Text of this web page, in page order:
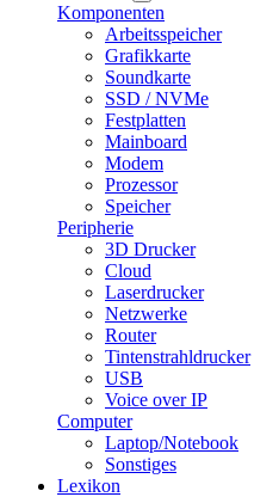
Komponenten
Arbeitsspeicher
Grafikkarte
Soundkarte
SSD / NVMe
Festplatten
Mainboard
Modem
Prozessor
Speicher
Peripherie
3D Drucker
Cloud
Laserdrucker
Netzwerke
Router
Tintenstrahldrucker
USB
Voice over IP
Computer
Laptop/Notebook
Sonstiges
Lexikon